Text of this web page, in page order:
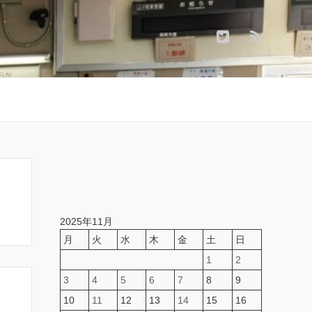
2025年11月
月
火 水 木 金 土
日
1
2
3
4 5 6 7 8
9
10
11 12 13 14 15 16